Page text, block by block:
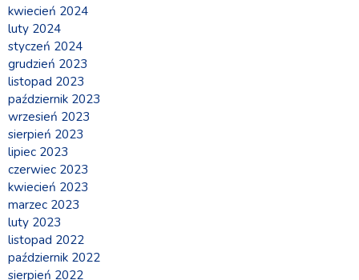
kwiecień 2024
luty 2024
styczeń 2024
grudzień 2023
listopad 2023
październik 2023
wrzesień 2023
sierpień 2023
lipiec 2023
czerwiec 2023
kwiecień 2023
marzec 2023
luty 2023
listopad 2022
październik 2022
sierpień 2022